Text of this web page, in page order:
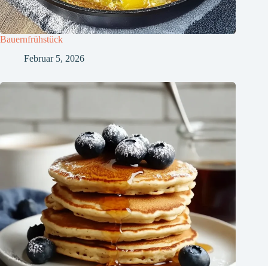
Bauernfrühstück
Februar 5, 2026